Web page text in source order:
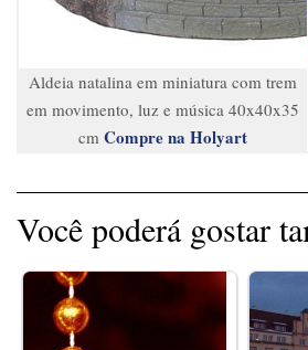
Aldeia natalina em miniatura com trem
em movimento, luz e música 40x40x35
cm Compre na Holyart
Você poderá gostar